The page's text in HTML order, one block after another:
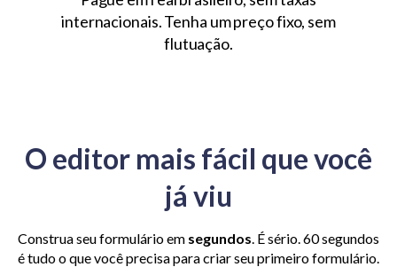
internacionais. Tenha um preço fixo, sem
flutuação.
O editor mais fácil que você
já viu
Construa seu formulário em segundos . É sério. 60 segundos
é tudo o que você precisa para criar seu primeiro formulário.